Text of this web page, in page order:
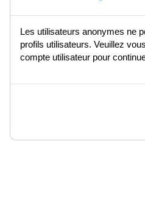
Les utilisateurs anonymes ne
profils utilisateurs. Veuillez
compte utilisateur pour